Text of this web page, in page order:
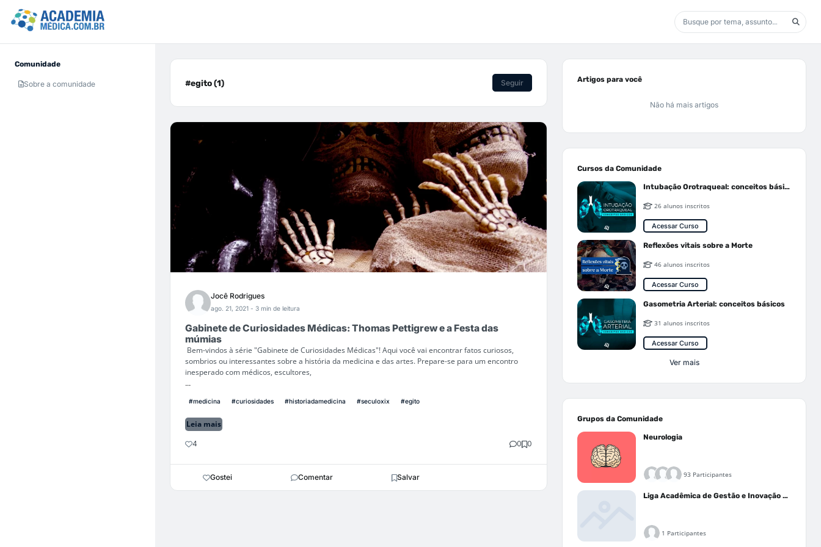
Comunidade
Sobre a comunidade #egito (1) Seguir
Jocê Rodrigues
ago. 21, 2021 - 3 min de leitura
Gabinete de Curiosidades Médicas: Thomas Pettigrew e a Festa das
múmias
Bem-vindos à série "Gabinete de Curiosidades Médicas"! Aqui você vai encontrar fatos curiosos,
sombrios ou interessantes sobre a história da medicina e das artes. Prepare-se para um encontro
inesperado com médicos, escultores,
...
#medicina #curiosidades #historiadamedicina #seculoxix #egito
Leia mais
4 0 0
Gostei Comentar Salvar
Artigos para você
Não há mais artigos
Cursos da Comunidade
Intubação Orotraqueal: conceitos básicos
26 alunos inscritos
Acessar Curso
Reflexões vitais sobre a Morte
46 alunos inscritos
Acessar Curso
Gasometria Arterial: conceitos básicos
31 alunos inscritos
Acessar Curso
Ver mais
Grupos da Comunidade
Neurologia
93 Participantes
Liga Acadêmica de Gestão e Inovação Médica - LAGIM
1 Participantes